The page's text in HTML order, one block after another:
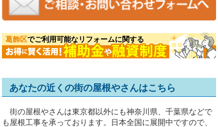
葛飾区でご利用可能なリフォームに関する
あなたの近くの街の屋根やさんはこちら
街の屋根やさんは東京都以外にも神奈川県、千葉県などで
も屋根工事を承っております。日本全国に展開中ですので、